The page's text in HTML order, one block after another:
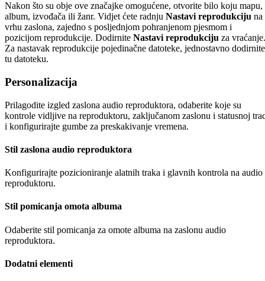
Nakon što su obje ove značajke omogućene, otvorite bilo koju mapu,
album, izvođača ili žanr. Vidjet ćete radnju Nastavi reprodukciju na
vrhu zaslona, zajedno s posljednjom pohranjenom pjesmom i
pozicijom reprodukcije. Dodirnite Nastavi reprodukciju za vraćanje.
Za nastavak reprodukcije pojedinačne datoteke, jednostavno dodirnite
tu datoteku.
Personalizacija
Prilagodite izgled zaslona audio reproduktora, odaberite koje su
kontrole vidljive na reproduktoru, zaključanom zaslonu i statusnoj
i konfigurirajte gumbe za preskakivanje vremena.
Stil zaslona audio reproduktora
Konfigurirajte pozicioniranje alatnih traka i glavnih kontrola na audio
reproduktoru.
Stil pomicanja omota albuma
Odaberite stil pomicanja za omote albuma na zaslonu audio
reproduktora.
Dodatni elementi